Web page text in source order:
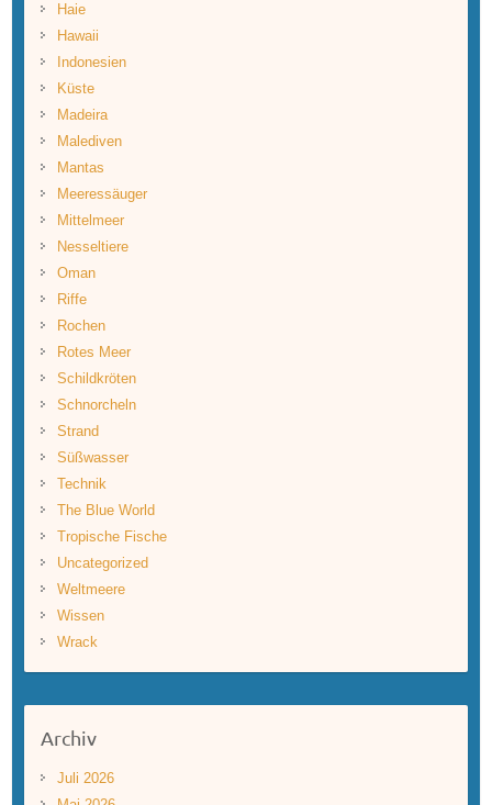
Haie
Hawaii
Indonesien
Küste
Madeira
Malediven
Mantas
Meeressäuger
Mittelmeer
Nesseltiere
Oman
Riffe
Rochen
Rotes Meer
Schildkröten
Schnorcheln
Strand
Süßwasser
Technik
The Blue World
Tropische Fische
Uncategorized
Weltmeere
Wissen
Wrack
Archiv
Juli 2026